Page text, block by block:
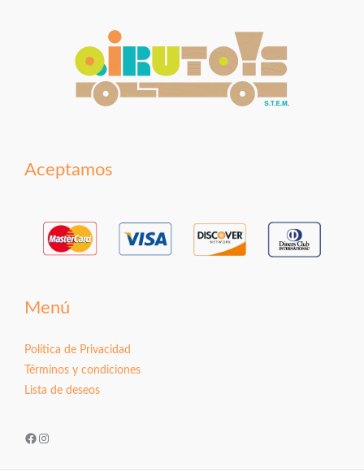
Aceptamos
Menú
Política de Privacidad
Términos y condiciones
Lista de deseos
Facebook
Instagram